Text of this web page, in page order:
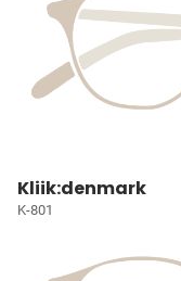
Kliik:denmark
K-801